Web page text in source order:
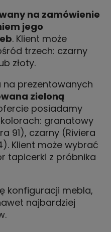
na zamówienie
jego
. Klient może
trzech: czarny
złoty.
na prezentowanych
zieloną
posiadamy
granatowy
91), czarny (Riviera
Klient może wybrać
tapicerki z próbnika
konfiguracji mebla,
najbardziej